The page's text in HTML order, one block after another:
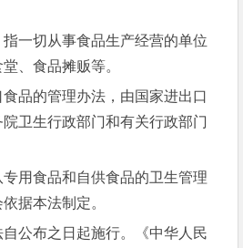
一切从事食品生产经营的单位
、食品摊贩等。
品的管理办法，由国家进出口
卫生行政部门和有关行政部门
用食品和自供食品的卫生管理
据本法制定。
公布之日起施行。《中华人民